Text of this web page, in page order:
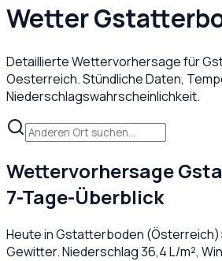
Wetter
Detaillierte Wettervorhersage für
Oesterreich. Stündliche Daten,
Niederschlagswahrscheinlichkeit.
Wettervorhersage
7-Tage-Überblick
Heute inGstatterboden (Österreich):
Gewitter. Niederschlag36,4L/m²,